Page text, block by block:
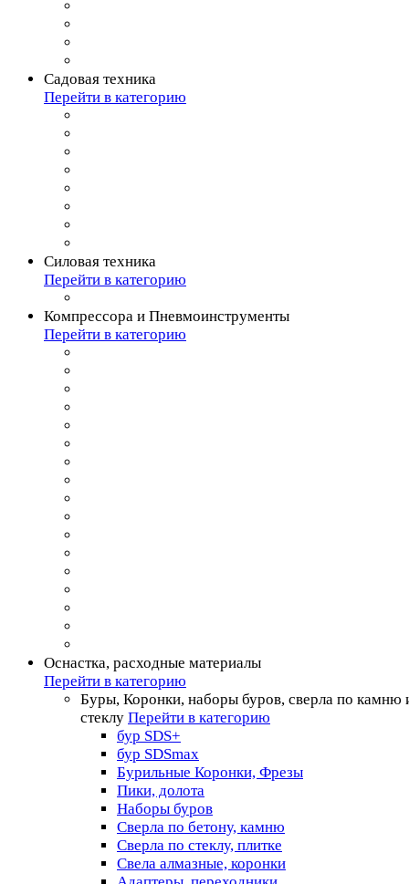
Садовая техника
Перейти в категорию
Силовая техника
Перейти в категорию
Компрессора и Пневмоинструменты
Перейти в категорию
Оснастка, расходные материалы
Перейти в категорию
Буры, Коронки, наборы буров, сверла по камню
стеклу Перейти в категорию
бур SDS+
бур SDSmax
Бурильные Коронки, Фрезы
Пики, долота
Наборы буров
Сверла по бетону, камню
Сверла по стеклу, плитке
Свела алмазные, коронки